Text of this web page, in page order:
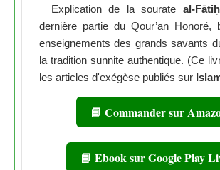
Explication de la sourate al-
dernière partie du Qour’ān Honoré,
enseignements des grands savants
la tradition sunnite authentique. (Ce
les articles d'exégèse publiés sur
📘 Commander sur
📘 Ebook sur Google Play